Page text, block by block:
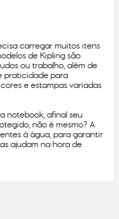
carregar muitos itens
de Kipling são
ou trabalho, além de
praticidade para
e estampas variadas
notebook, afinal seu
não é mesmo? A
à água, para garantir
ajudam na hora de